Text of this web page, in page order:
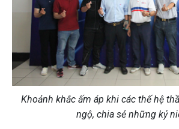
Khoảnh khắc ấm áp khi các thế hệ
ngộ, chia sẻ những kỷ